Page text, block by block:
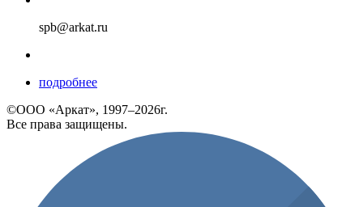
spb@arkat.ru
подробнее
©ООО «Аркат», 1997–2026г.
Все права защищены.